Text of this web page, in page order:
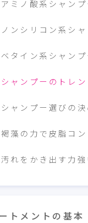
アミノ酸系シャンプ
ノンシリコン系シ
ベタイン系シャンプ
シャンプーのトレ
シャンプー選びの
褐藻の力で皮脂コ
汚れをかき出す力
トメントの基本